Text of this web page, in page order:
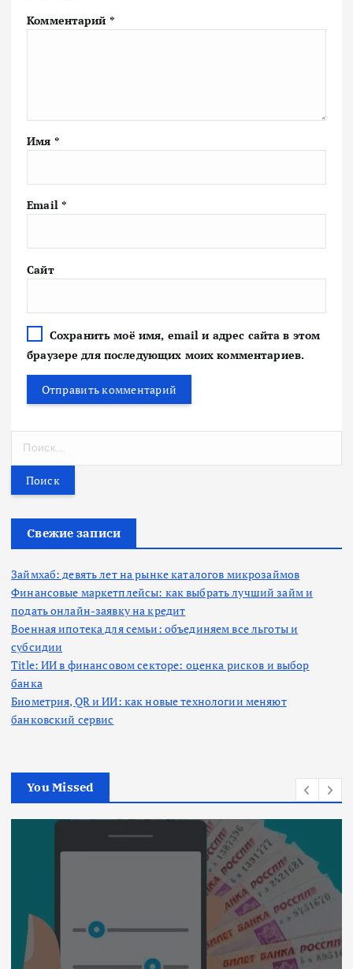
Комментарий *
Имя *
Email *
Сайт
Сохранить моё имя, email и адрес сайта в этом
браузере для последующих моих комментариев.
т
Свежие записи
Займхаб: девять лет на рынке каталогов микрозаймов
Финансовые маркетплейсы: как выбрать лучший займ и
подать онлайн-заявку на кредит
Военная ипотека для семьи: объединяем все льготы и
субсидии
Title: ИИ в финансовом секторе: оценка рисков и выбор
банка
Биометрия, QR и ИИ: как новые технологии меняют
банковский сервис
You Missed